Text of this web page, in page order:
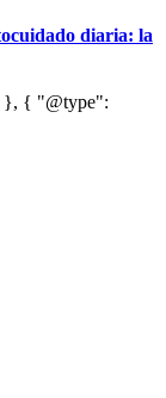
diaria: la
}, { "@type":